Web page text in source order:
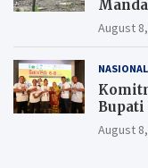
August
NASIONAL
August